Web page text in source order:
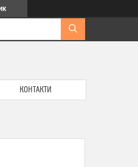
КОНТАКТИ